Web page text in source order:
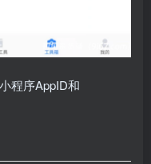
程序AppID和